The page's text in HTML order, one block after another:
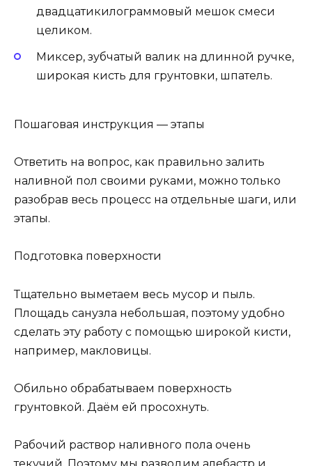
двадцатикилограммовый мешок смеси
целиком.
Миксер, зубчатый валик на длинной ручке,
широкая кисть для грунтовки, шпатель.
Пошаговая инструкция — этапы
Ответить на вопрос, как правильно залить
наливной пол своими руками, можно только
разобрав весь процесс на отдельные шаги, или
этапы.
Подготовка поверхности
Тщательно выметаем весь мусор и пыль.
Площадь санузла небольшая, поэтому удобно
сделать эту работу с помощью широкой кисти,
например, макловицы.
Обильно обрабатываем поверхность
грунтовкой. Даём ей просохнуть.
Рабочий раствор наливного пола очень